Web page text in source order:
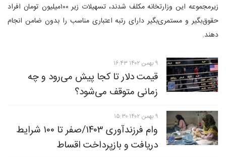
زیرمجموعه این وزارتخانه مکلف شدند، تسهیلات زیر ۱۰۰میلیون تومان افراد
حقوق‌بگیر و مستمری‌بگیر دارای رتبه اعتباری مناسب را بدون ضامن انجام
دهند.
۹ بهمن ۱۴۰۲ ۱۶:۴۳
قیمت دلار تا کجا پیش می‌رود و چه
زمانی متوقف می‌شود؟
۹ بهمن ۱۴۰۲ ۱۵:۳۰
وام فرزندآوری ۱۴۰۳/صفر تا ۱۰۰ شرایط
دریافت و بازپرداخت اقساط